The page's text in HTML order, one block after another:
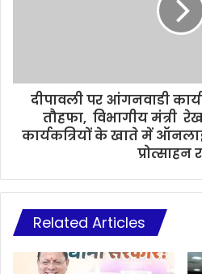
दीपावली पर आंगनवाडी
तौहफा, विभागीय मंत्री
कार्यकत्रियों के खाते में
प्रोत्साहन
Related Articles